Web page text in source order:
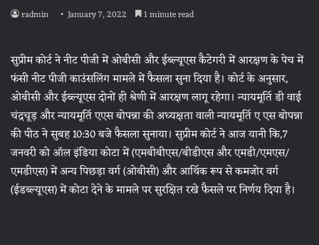
radmin January 7, 2022 1 minute read
सुप्रीम कोर्ट ने नीट पीजी में ओबीसी और ईब्ल्यूएस कैटेगरी में आरक्षण के पेच में
फंसी नीट पीजी काउंसलिंग मामले में फैसला सुना दिया है। कोर्ट के अनुसार,
ओबीसी और ईब्ल्यूएस दोनों ही श्रेणी में आरक्षण लागू रहेगा। न्यायमूर्ति डी वाई
चंद्रचूड़ और न्यायमूर्ति एएस बोपन्ना की अध्यक्षता वाली न्यायमूर्ति ए एस बोपन्ना
की पीठ ने सुबह 10:30 बजे फैसला सुनाया। सुप्रीम कोर्ट ने आज यानी कि,7
जनवरी को ऑल इंडिया कोटा में (एमबीबीएस/बीडीएस और एमडी/एमएस/
एमडीएस) में अन्य पिछड़ा वर्ग (ओबीसी) और आर्थिक रूप से कमजोर वर्ग
(ईडब्ल्यूएस) में कोटा देने के मामले पर सुरक्षित रखे फैसले पर निर्णय दिया है।